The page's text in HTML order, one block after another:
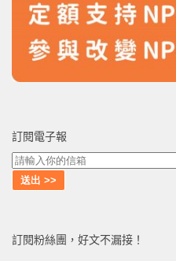
訂閱電子報
訂閱粉絲團，好文不漏接！